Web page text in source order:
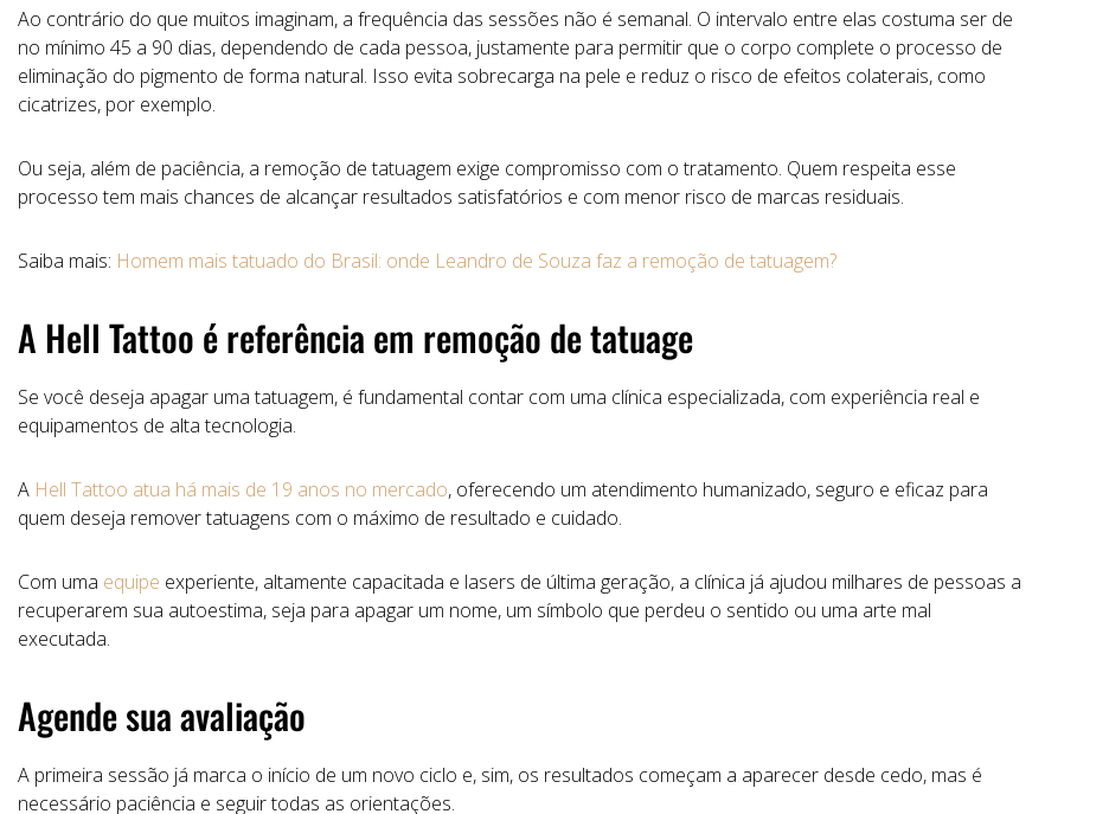
Ao contrário do que muitos imaginam, a frequência das sessões não é semanal. O intervalo entre elas costuma ser de
no mínimo 45 a 90 dias, dependendo de cada pessoa, justamente para permitir que o corpo complete o processo de
eliminação do pigmento de forma natural. Isso evita sobrecarga na pele e reduz o risco de efeitos colaterais, como
cicatrizes, por exemplo.
Ou seja, além de paciência, a remoção detatuagem exige compromisso com otratamento. Quem respeita esse
processotem mais chances de alcançar resultados satisfatórios e com menor risco de marcas residuais.
Saiba mais: Homem mais tatuado do Brasil: onde Leandro de Souza faz a remoção de tatuagem?
A Hell Tattoo éreferência em remoção detatuage
Se você deseja apagar umatatuagem, é fundamental contar com uma clínica especializada, com experiência real e
equipamentos de altatecnologia.
A Hell Tattoo atua há mais de 19 anos no mercado, oferecendo um atendimento humanizado, seguro e eficaz para
quem deseja removertatuagens com o máximo de resultado e cuidado.
Com uma equipe experiente, altamente capacitada e lasers de última geração, a clínica já ajudou milhares de pessoas a
recuperarem sua autoestima, seja para apagar um nome, um símbolo que perdeu o sentido ou uma arte mal
executada.
Agendesuaavaliação
A primeira sessão já marca o início de um novo ciclo e, sim, os resultados começam a aparecer desde cedo, mas é
necessário paciência e seguir todas as orientações.